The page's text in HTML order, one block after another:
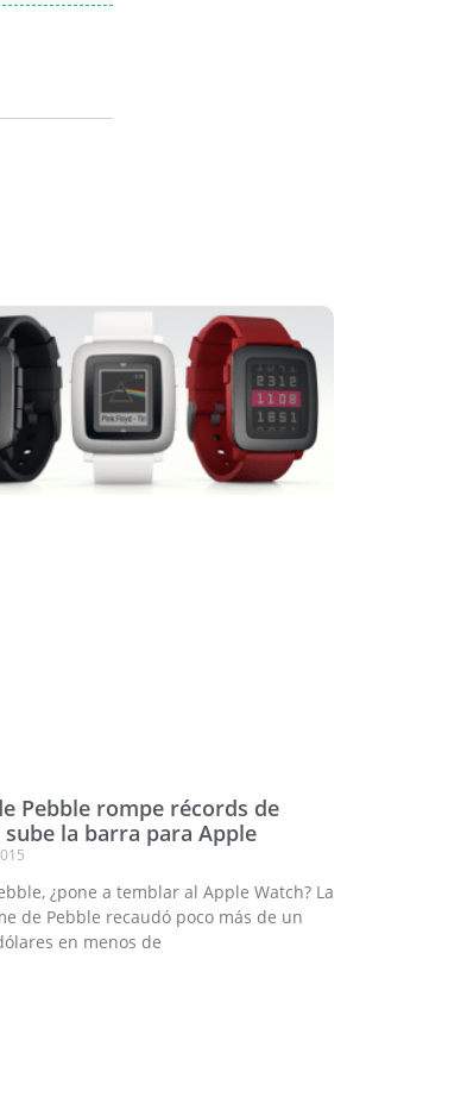
Pebble rompe récords de
la barra para Apple
¿pone a temblar al Apple Watch? La
de Pebble recaudó poco más de un
en menos de